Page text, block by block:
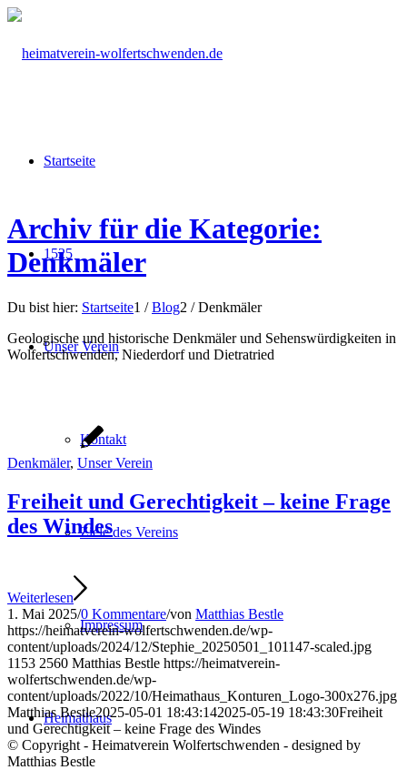
Startseite
1525
Unser Verein
Kontakt
Ziele des Vereins
Impressum
Heimathaus
Archiv für die Kategorie:
Denkmäler
Du bist hier: Startseite1 / Blog2 / Denkmäler
Geologische und historische Denkmäler und Sehenswürdigkeiten in
Wolfertschwenden, Niederdorf und Dietratried
Denkmäler, Unser Verein
Freiheit und Gerechtigkeit – keine Frage
des Windes
Weiterlesen
1. Mai 2025/0 Kommentare/von Matthias Bestle
https://heimatverein-wolfertschwenden.de/wp-
content/uploads/2024/12/Stephie_20250501_101147-scaled.jpg
1153 2560 Matthias Bestle https://heimatverein-
wolfertschwenden.de/wp-
content/uploads/2022/10/Heimathaus_Konturen_Logo-300x276.jpg
Matthias Bestle2025-05-01 18:43:142025-05-19 18:43:30Freiheit
und Gerechtigkeit – keine Frage des Windes
© Copyright - Heimatverein Wolfertschwenden - designed by
Matthias Bestle